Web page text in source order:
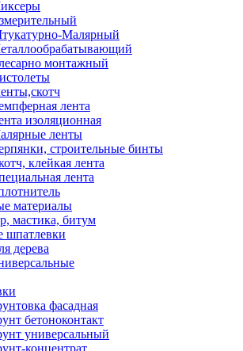
Малярный
монтажный
лента
изоляционная
ленты
строительные бинты
клейкая лента
лента
материалы
мастика, битум
шпатлевки
дерева
фасадная
бетоноконтакт
универсальный